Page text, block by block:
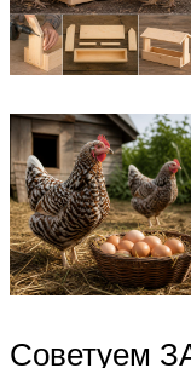
Советуем